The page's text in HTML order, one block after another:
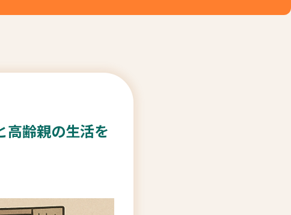
高齢親の生活を